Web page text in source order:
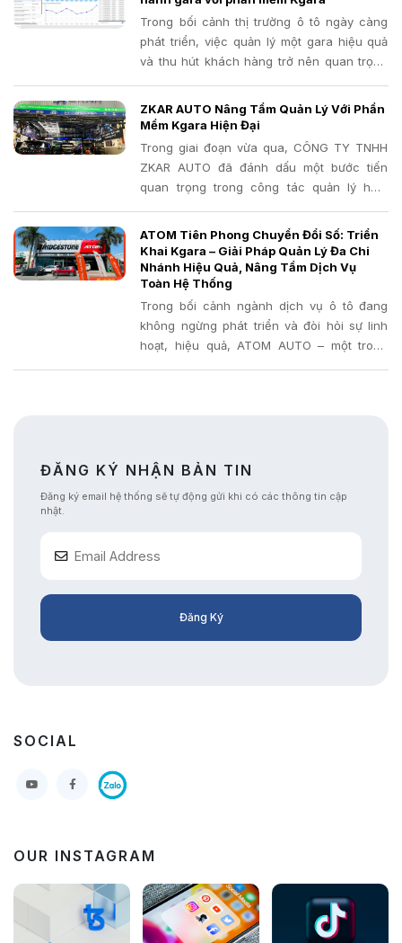
Trong bối cảnh thị trường ô tô ngày càng
phát triển, việc quản lý một gara hiệu quả
và thu hút khách hàng trở nên quan trọng
trong việc quản lý thủ công, bỏ lỡ lịch hẹn,
thất thoát phụ tùng hay khó khăn trong việc
chăm sóc khách hàng? Đã đến lúc bạn cần
một giải pháp công nghệ mạnh mẽ để đưa
gara của mình lên một tầm cao mới.
ZKAR AUTO Nâng Tầm Quản Lý Với Phần
Mềm Kgara Hiện Đại
Trong giai đoạn vừa qua, CÔNG TY TNHH
ZKAR AUTO đã đánh dấu một bước tiến
quan trọng trong công tác quản lý hoạt
phần mềm quản lý gara chuyên nghiệp
Kgara.
ATOM Tiên Phong Chuyển Đổi Số: Triển
Khai Kgara – Giải Pháp Quản Lý Đa Chi
Nhánh Hiệu Quả, Nâng Tầm Dịch Vụ
Toàn Hệ Thống
Trong bối cảnh ngành dịch vụ ô tô đang
không ngừng phát triển và đòi hỏi sự linh
hoạt, hiệu quả, ATOM AUTO – một trong
ĐĂNG KÝ NHẬN BẢN TIN
Đăng ký email hệ thống sẽ tự động gửi khi có các thông tin cập
nhật.
Đăng Ký
SOCIAL
OUR INSTAGRAM